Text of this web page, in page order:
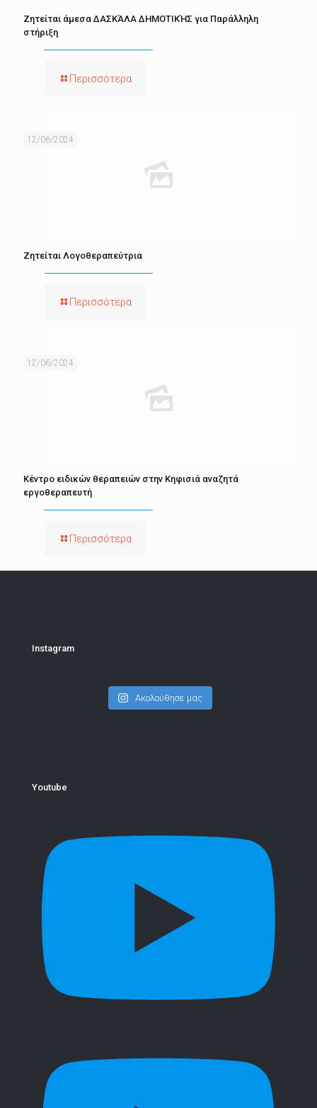
Ζητείται άμεσα ΔΑΣΚΆΛΑ ΔΗΜΟΤΙΚΉΣ για Παράλληλη
στήριξη
Περισσότερα
12/06/2024
Ζητείται Λογοθεραπεύτρια
Περισσότερα
12/06/2024
Κέντρο ειδικών θεραπειών στην Κηφισιά αναζητά
εργοθεραπευτή
Περισσότερα
Instagram
Ακολούθησε μας
Youtube